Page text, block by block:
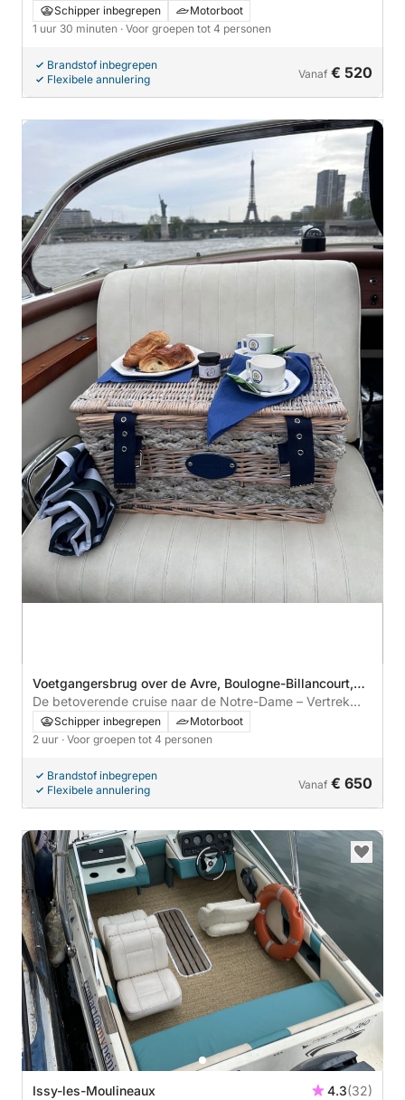
het Louvre
Schipper inbegrepen
Motorboot
1 uur 30 minuten · Voor groepen tot 4 personen
Brandstof inbegrepen
Flexibele annulering
Vanaf € 520
Voetgangersbrug over de Avre, Boulogne-Billancourt,
Frankrijk
De betoverende cruise naar de Notre-Dame – Vertrek
vanuit Saint-Cloud
Schipper inbegrepen
Motorboot
2 uur · Voor groepen tot 4 personen
Brandstof inbegrepen
Flexibele annulering
Vanaf € 650
Issy-les-Moulineaux 4.3(32)